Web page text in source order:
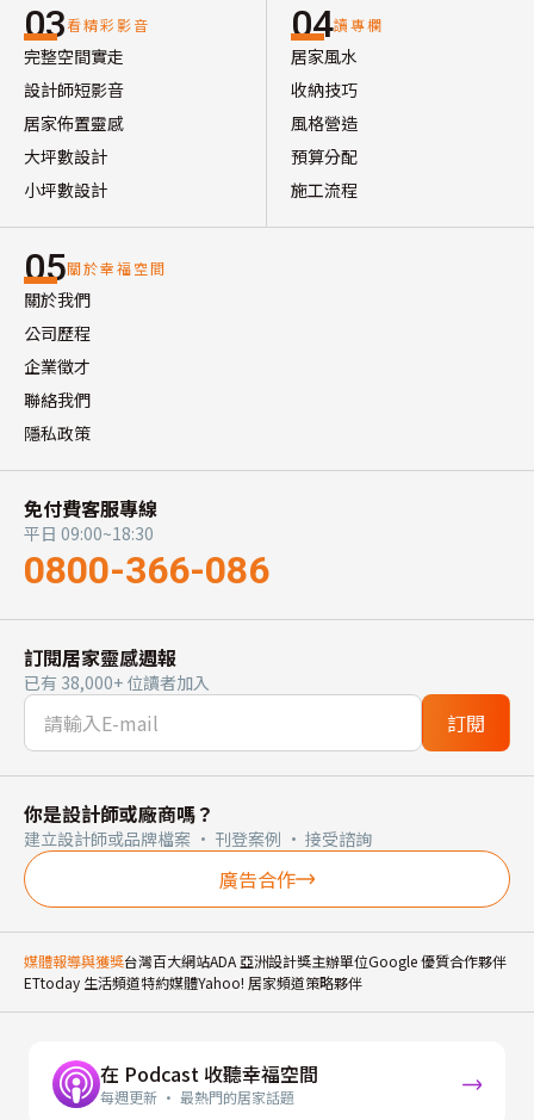
03看精彩影音
完整空間實走
設計師短影音
居家佈置靈感
大坪數設計
小坪數設計
04讀專欄
居家風水
收納技巧
風格營造
預算分配
施工流程
05關於幸福空間
關於我們
公司歷程
企業徵才
聯絡我們
隱私政策
免付費客服專線
平日 09:00~18:30
0800-366-086
訂閱居家靈感週報
已有 38,000+ 位讀者加入
訂閱
你是設計師或廠商嗎？
建立設計師或品牌檔案 · 刊登案例 · 接受諮詢
廣告合作
媒體報導與獲獎台灣百大網站ADA 亞洲設計獎主辦單位Google 優質合作夥伴
ETtoday 生活頻道特約媒體Yahoo! 居家頻道策略夥伴
在 Podcast 收聽幸福空間
每週更新 · 最熱門的居家話題